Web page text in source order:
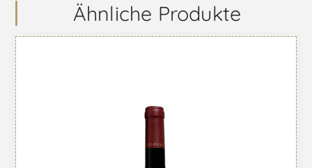
Ähnliche Produkte